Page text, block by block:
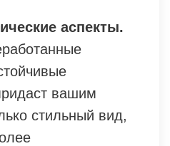
аспекты.
вашим
стильный вид,